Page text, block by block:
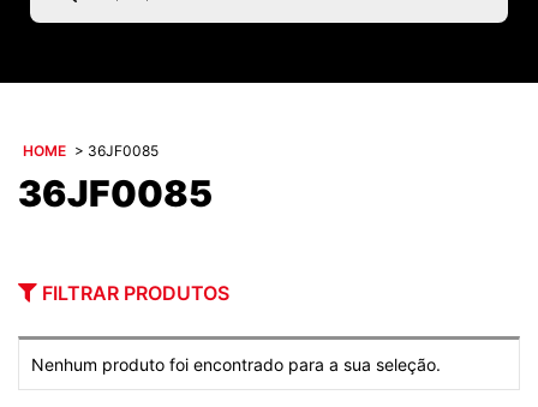
HOME > 36JF0085
36JF0085
FILTRAR PRODUTOS
Nenhum produto foi encontrado para a sua seleção.